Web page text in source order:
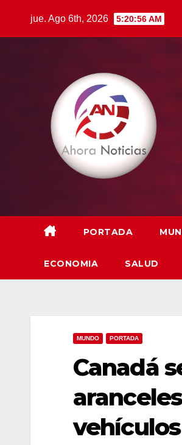
jue. Ago 6th, 2026 5:20:57 AM
PORTADA
ECONOMIA SALUD
MUNDO PORTADA
Canadá